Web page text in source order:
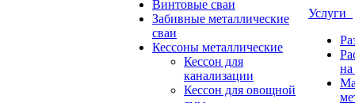
Винтовые сваи
Забивные металлические
сваи
Кессоны металлические
Кессон для
канализации
Кессон для овощной
Услуги